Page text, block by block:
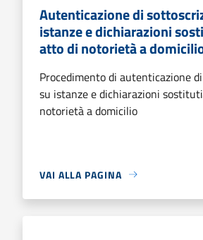
Autenticazione di
istanze e dichiarazioni
atto di notorietà a
Procedimento di autenticazione
su istanze e dichiarazioni
notorietà a domicilio
VAI ALLA PAGINA